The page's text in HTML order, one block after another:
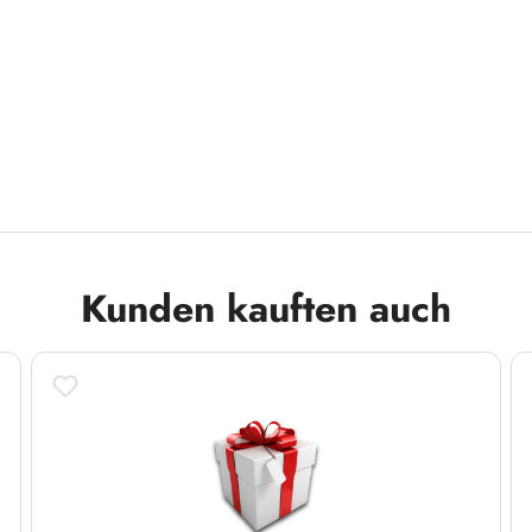
Kunden kauften auch